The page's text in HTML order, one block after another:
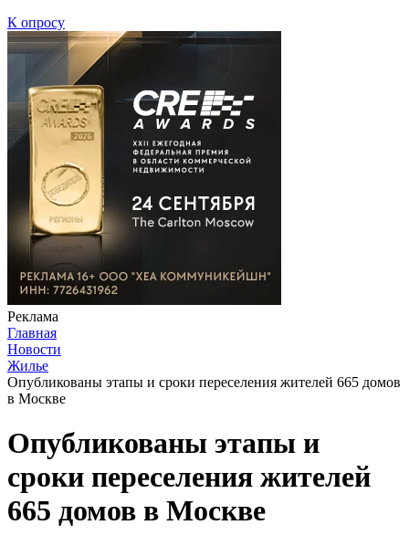
К опросу
Реклама
Главная
Новости
Жилье
Опубликованы этапы и сроки переселения жителей 665 домов
в Москве
Опубликованы этапы и
сроки переселения жителей
665 домов в Москве